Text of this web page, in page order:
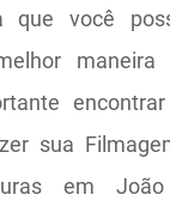
que você
maneira
sua
em